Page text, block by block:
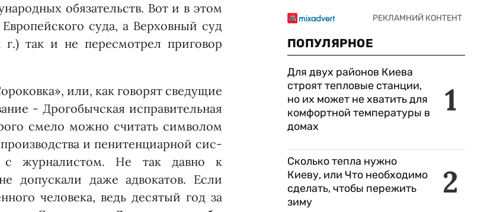
обязательств. Вот и в этом
суда, а Верховный суд
так и не пересмотрел приговор
или, как говорят сведущие
- Дрого­бычская исправительная
смело можно считать символом
и пенитенциарной сис­
с журналистом. Не так давно к
допускали даже адвокатов. Если
человека, ведь десятый год за
ПОПУЛЯРНОЕ
1
Для двух районов Киева
строят тепловые станции,
но их может не хватить для
комфортной температуры в
домах
2
Сколько тепла нужно
Киеву, или Что необходимо
сделать, чтобы пережить
зиму